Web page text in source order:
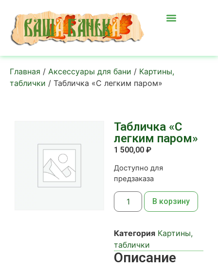
Главная / Аксессуары для бани / Картины,
таблички / Табличка «С легким паром»
Табличка «С
легким паром»
1 500,00 ₽
Доступно для
предзаказа
В корзину
Категория Картины,
таблички
Описание